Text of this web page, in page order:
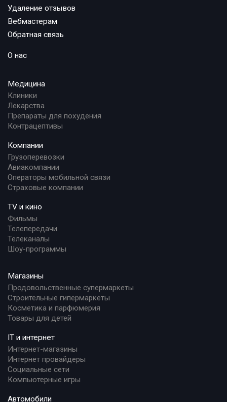
Удаление отзывов
Вебмастерам
Обратная связь
О нас
Медицина
Клиники
Лекарства
Препараты для похудения
Контрацептивы
Компании
Грузоперевозки
Авиакомпании
Операторы мобильной связи
Страховые компании
TV и кино
Фильмы
Телепередачи
Телеканалы
Шоу-программы
Магазины
Продовольственные супермаркеты
Строительные гипермаркеты
Косметика и парфюмерия
Товары для детей
IT и интернет
Интернет-магазины
Интернет провайдеры
Социальные сети
Компьютерные игры
Автомобили